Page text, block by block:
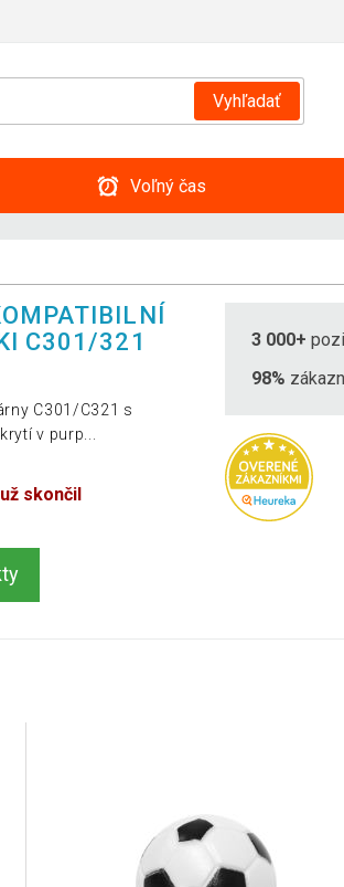
Vyhľadať
Voľný čas
C301/321
C301/C321 s
v purp...
skončil
3 000+
98%